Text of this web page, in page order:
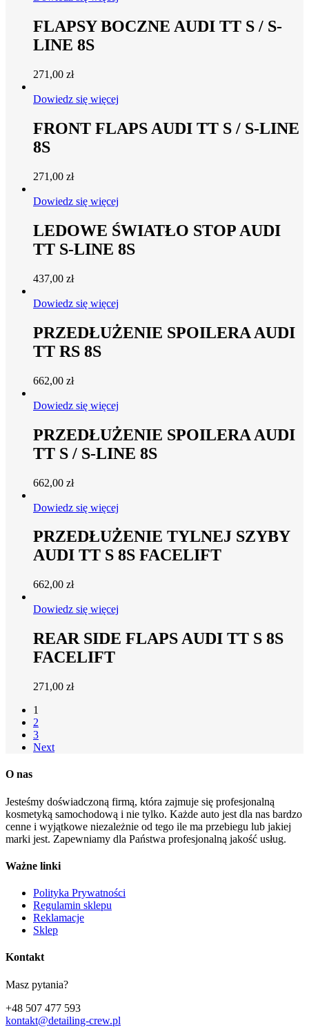
FLAPSY BOCZNE AUDI TT S / S-
LINE 8S
271,00 zł
Dowiedz się więcej
FRONT FLAPS AUDI TT S / S-LINE
8S
271,00 zł
Dowiedz się więcej
LEDOWE ŚWIATŁO STOP AUDI
TT S-LINE 8S
437,00 zł
Dowiedz się więcej
PRZEDŁUŻENIE SPOILERA AUDI
TT RS 8S
662,00 zł
Dowiedz się więcej
PRZEDŁUŻENIE SPOILERA AUDI
TT S / S-LINE 8S
662,00 zł
Dowiedz się więcej
PRZEDŁUŻENIE TYLNEJ SZYBY
AUDI TT S 8S FACELIFT
662,00 zł
Dowiedz się więcej
REAR SIDE FLAPS AUDI TT S 8S
FACELIFT
271,00 zł
1
2
3
Next
O nas
Jesteśmy doświadczoną firmą, która zajmuje się profesjonalną
kosmetyką samochodową i nie tylko. Każde auto jest dla nas bardzo
cenne i wyjątkowe niezależnie od tego ile ma przebiegu lub jakiej
marki jest. Zapewniamy dla Państwa profesjonalną jakość usług.
Ważne linki
Polityka Prywatności
Regulamin sklepu
Reklamacje
Sklep
Kontakt
Masz pytania?
+48 507 477 593
kontakt@detailing-crew.pl